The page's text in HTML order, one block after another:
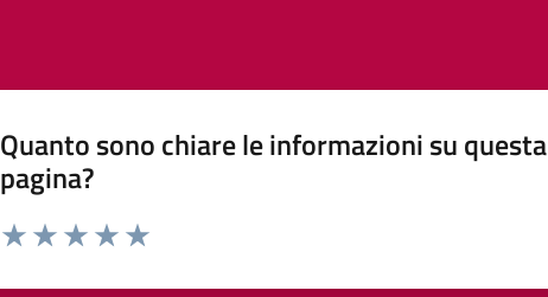
Quanto sono chiare le informazioni su questa
pagina?
Valuta da 1 a 5 stelle la pagina